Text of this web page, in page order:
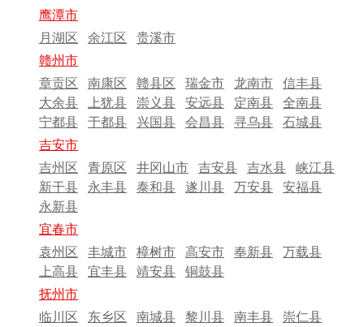
鹰潭市
月湖区
余江区
贵溪市
赣州市
章贡区
南康区 赣县区 瑞金市 龙南市
信丰县
大余县
上犹县 崇义县 安远县 定南县
全南县
宁都县
于都县 兴国县 会昌县 寻乌县
石城县
吉安市
吉州区
青原区 井冈山市 吉安县 吉水县
峡江县
新干县
永丰县 泰和县 遂川县 万安县
安福县
永新县
宜春市
袁州区
丰城市 樟树市 高安市 奉新县
万载县
上高县
宜丰县 靖安县
铜鼓县
抚州市
临川区
东乡区 南城县 黎川县 南丰县
崇仁县